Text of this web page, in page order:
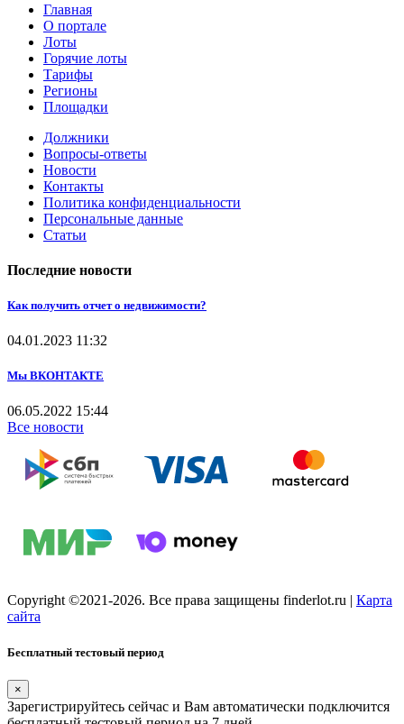
Главная
О портале
Лоты
Горячие лоты
Тарифы
Регионы
Площадки
Должники
Вопросы-ответы
Новости
Контакты
Политика конфиденциальности
Персональные данные
Статьи
Последние новости
Как получить отчет о недвижимости?
04.01.2023 11:32
Мы ВКОНТАКТЕ
06.05.2022 15:44
Все новости
Copyright ©2021-2026. Все права защищены finderlot.ru
Карта
сайта
Бесплатный тестовый период
×
Зарегистрируйтесь сейчас и Вам автоматически подключится